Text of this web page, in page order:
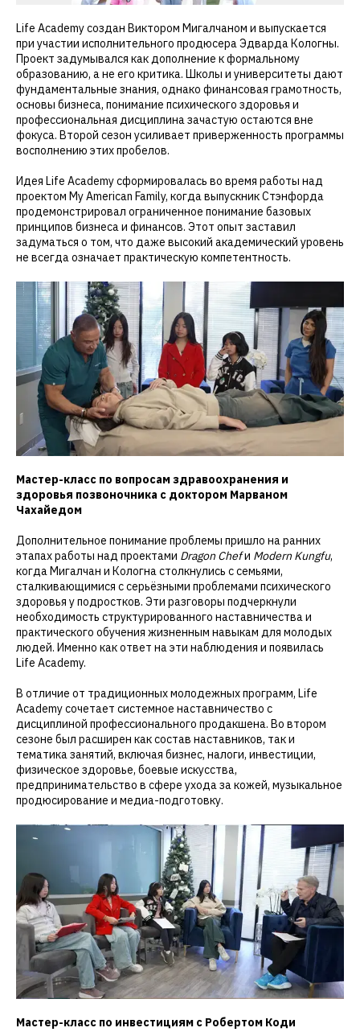
Life Academy создан Виктором Мигалчаном и выпускается
при участии исполнительного продюсера Эдварда Кологны.
Проект задумывался как дополнение к формальному
образованию, а не его критика. Школы и университеты дают
фундаментальные знания, однако финансовая грамотность,
основы бизнеса, понимание психического здоровья и
профессиональная дисциплина зачастую остаются вне
фокуса. Второй сезон усиливает приверженность программы
восполнению этих пробелов.
Идея Life Academy сформировалась во время работы над
проектом My American Family, когда выпускник Стэнфорда
продемонстрировал ограниченное понимание базовых
принципов бизнеса и финансов. Этот опыт заставил
задуматься о том, что даже высокий академический уровень
не всегда означает практическую компетентность.
Мастер-класс по вопросам здравоохранения и
здоровья позвоночника с доктором Марваном
Чахайедом
Дополнительное понимание проблемы пришло на ранних
этапах работы над проектами Dragon Chefи Modern Kungfu,
когда Мигалчан и Кологна столкнулись с семьями,
сталкивающимися с серьёзными проблемами психического
здоровья у подростков. Эти разговоры подчеркнули
необходимость структурированного наставничества и
практического обучения жизненным навыкам для молодых
людей. Именно как ответ на эти наблюдения и появилась
Life Academy.
В отличие от традиционных молодежных программ, Life
Academy сочетает системное наставничество с
дисциплиной профессионального продакшена. Во втором
сезоне был расширен как состав наставников, так и
тематика занятий, включая бизнес, налоги, инвестиции,
физическое здоровье, боевые искусства,
предпринимательство в сфере ухода за кожей, музыкальное
продюсирование и медиа-подготовку.
Мастер-класс по инвестициям с Робертом Коди